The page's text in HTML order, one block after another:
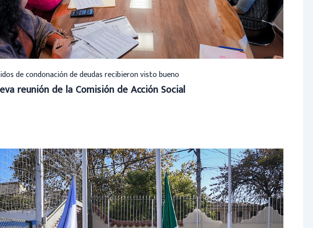
de condonación de deudas recibieron visto bueno
reunión de la Comisión de Acción Social